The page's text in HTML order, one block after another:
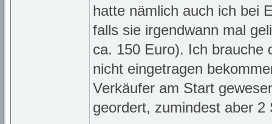
hatte nämlich auch ich bei
falls sie irgendwann mal
ca. 150 Euro). Ich brauche
nicht eingetragen
Verkäufer am Start
geordert, zumindest aber 2